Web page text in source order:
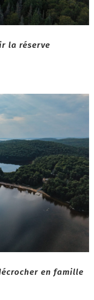
la réserve
en famille